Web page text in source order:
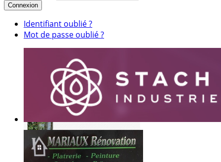
Connexion
Identifiant oublié ?
Mot de passe oublié ?